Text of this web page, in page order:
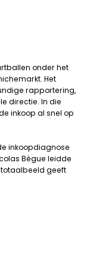
onder het
Het
rapportering,
directie. In die
inkoop al snel op
inkoopdiagnose
Bègue leidde
geeft